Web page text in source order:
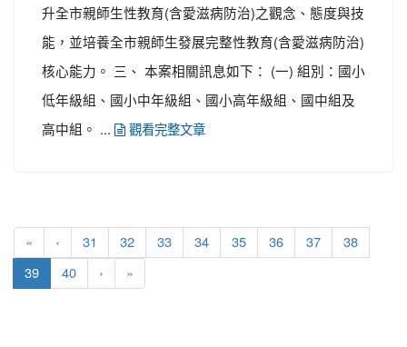
升全市親師生性教育(含愛滋病防治)之觀念、態度與技
能，並培養全市親師生發展完整性教育(含愛滋病防治)
核心能力。 三、 本案相關訊息如下： (一) 組別：國小
低年級組、國小中年級組、國小高年級組、國中組及
高中組。 ...
觀看完整文章
« ‹ 31 32 33 34 35 36 37 38
39(current)
40 › »